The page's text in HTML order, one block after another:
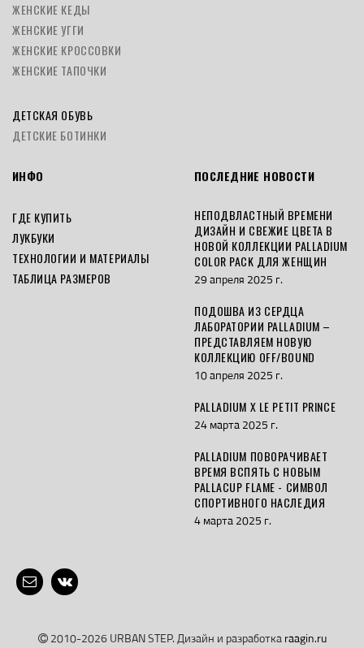
ЖЕНСКИЕ КЕДЫ
ЖЕНСКИЕ УГГИ
ЖЕНСКИЕ КРОССОВКИ
ЖЕНСКИЕ ТАПОЧКИ
ДЕТСКАЯ ОБУВЬ
ДЕТСКИЕ БОТИНКИ
ИНФО
ГДЕ КУПИТЬ
ЛУКБУКИ
ТЕХНОЛОГИИ И МАТЕРИАЛЫ
ТАБЛИЦА РАЗМЕРОВ
ПОСЛЕДНИЕ НОВОСТИ
НЕПОДВЛАСТНЫЙ ВРЕМЕНИ
ДИЗАЙН И СВЕЖИЕ ЦВЕТА В
НОВОЙ КОЛЛЕКЦИИ PALLADIUM
COLOR PACK ДЛЯ ЖЕНЩИН
29 апреля 2025 г.
ПОДОШВА ИЗ СЕРДЦА
ЛАБОРАТОРИИ PALLADIUM –
ПРЕДСТАВЛЯЕМ НОВУЮ
КОЛЛЕКЦИЮ OFF/BOUND
10 апреля 2025 г.
PALLADIUM X LE PETIT PRINCE
24 марта 2025 г.
PALLADIUM ПОВОРАЧИВАЕТ
ВРЕМЯ ВСПЯТЬ С НОВЫМ
PALLACUP FLAME - СИМВОЛ
СПОРТИВНОГО НАСЛЕДИЯ
4 марта 2025 г.
2010-2026 URBAN STEP. Дизайн и разработкаraagin.ru